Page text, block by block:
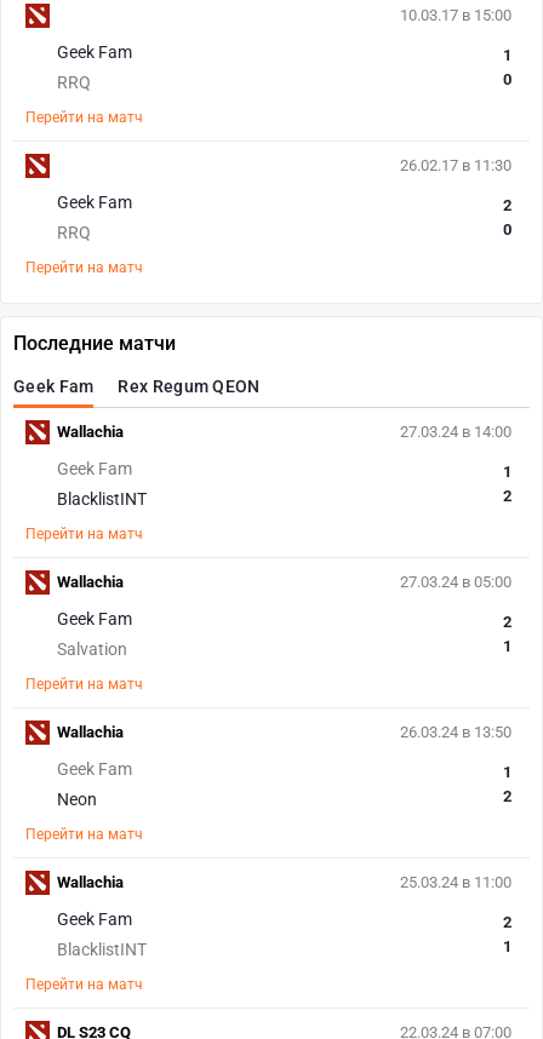
10.03.17 в 15:00
Geek Fam
RRQ
1
0
Перейти на матч
26.02.17 в 11:30
Geek Fam
RRQ
2
0
Перейти на матч
Последние матчи
Geek Fam Rex Regum QEON
27.03.24 в 14:00
Geek Fam
BlacklistINT
1
2
Перейти на матч
Wallachia
27.03.24 в 05:00
Geek Fam
Salvation
2
1
Перейти на матч
Wallachia
26.03.24 в 13:50
Geek Fam
Neon
1
2
Перейти на матч
Wallachia
25.03.24 в 11:00
Geek Fam
BlacklistINT
2
1
Перейти на матч
Wallachia
22.03.24 в 07:00
DL S23 CQ